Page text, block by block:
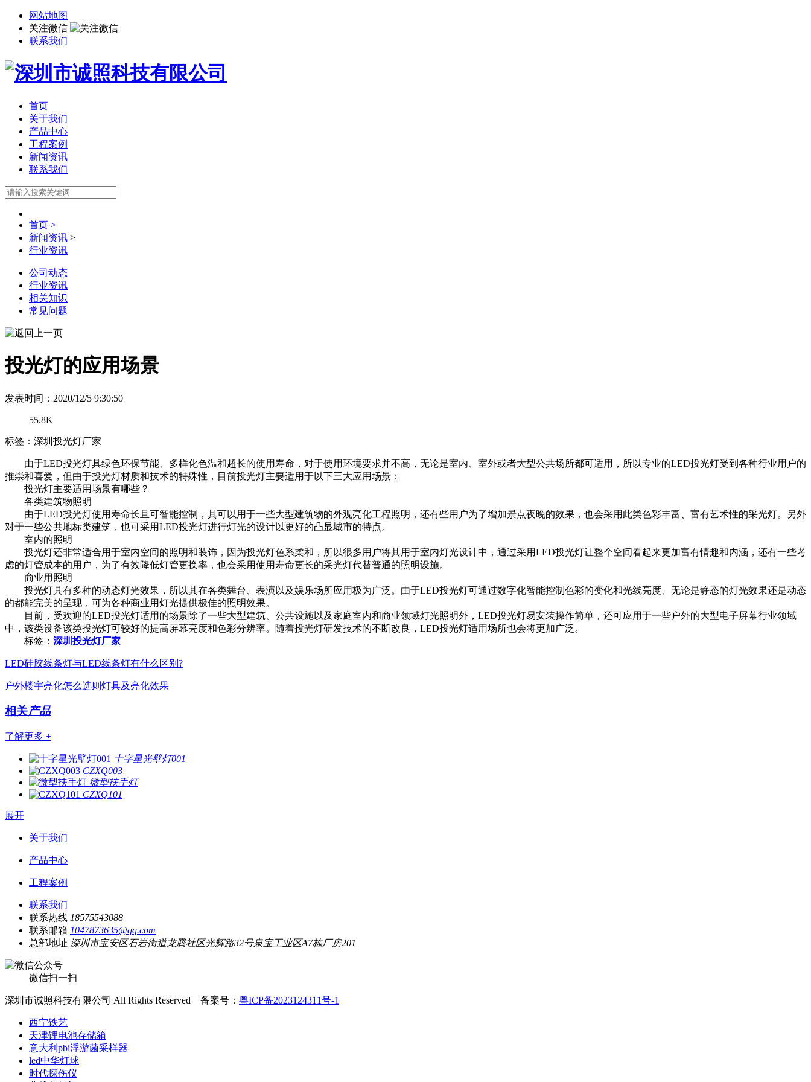
网站地图
关注微信
联系我们
首页
关于我们
产品中心
工程案例
新闻资讯
联系我们
首页 >
新闻资讯 >
行业资讯
公司动态
行业资讯
相关知识
常见问题
投光灯的应用场景
发表时间：2020/12/5 9:30:50
55.8K
标签：深圳投光灯厂家
由于LED投光灯具绿色环保节能、多样化色温和超长的使用寿命，对于使用环境要求并不高，无论是室内、室外或者大型公共场所都可适用，所以专业的LED投光灯受到各种行业用户的
推崇和喜爱，但由于投光灯材质和技术的特殊性，目前投光灯主要适用于以下三大应用场景：
投光灯主要适用场景有哪些？
各类建筑物照明
由于LED投光灯使用寿命长且可智能控制，其可以用于一些大型建筑物的外观亮化工程照明，还有些用户为了增加景点夜晚的效果，也会采用此类色彩丰富、富有艺术性的采光灯。另外
对于一些公共地标类建筑，也可采用LED投光灯进行灯光的设计以更好的凸显城市的特点。
室内的照明
投光灯还非常适合用于室内空间的照明和装饰，因为投光灯色系柔和，所以很多用户将其用于室内灯光设计中，通过采用LED投光灯让整个空间看起来更加富有情趣和内涵，还有一些考
虑的灯管成本的用户，为了有效降低灯管更换率，也会采用使用寿命更长的采光灯代替普通的照明设施。
商业用照明
投光灯具有多种的动态灯光效果，所以其在各类舞台、表演以及娱乐场所应用极为广泛。由于LED投光灯可通过数字化智能控制色彩的变化和光线亮度、无论是静态的灯光效果还是动态
的都能完美的呈现，可为各种商业用灯光提供极佳的照明效果。
目前，受欢迎的LED投光灯适用的场景除了一些大型建筑、公共设施以及家庭室内和商业领域灯光照明外，LED投光灯易安装操作简单，还可应用于一些户外的大型电子屏幕行业领域
中，该类设备该类投光灯可较好的提高屏幕亮度和色彩分辨率。随着投光灯研发技术的不断改良，LED投光灯适用场所也会将更加广泛。
标签： 深圳投光灯厂家
LED硅胶线条灯与LED线条灯有什么区别?
户外楼宇亮化怎么选则灯具及亮化效果
相关产品
了解更多 +
十字星光壁灯001
CZXQ003
微型扶手灯
CZXQ101
展开
关于我们
产品中心
工程案例
联系我们
联系热线 18575543088
联系邮箱 1047873635@qq.com
总部地址 深圳市宝安区石岩街道龙腾社区光辉路32号泉宝工业区A7栋厂房201
微信扫一扫
深圳市诚照科技有限公司 All Rights Reserved 备案号： 粤ICP备2023124311号-1
西宁铁艺
天津锂电池存储箱
意大利pbi浮游菌采样器
led中华灯球
时代探伤仪